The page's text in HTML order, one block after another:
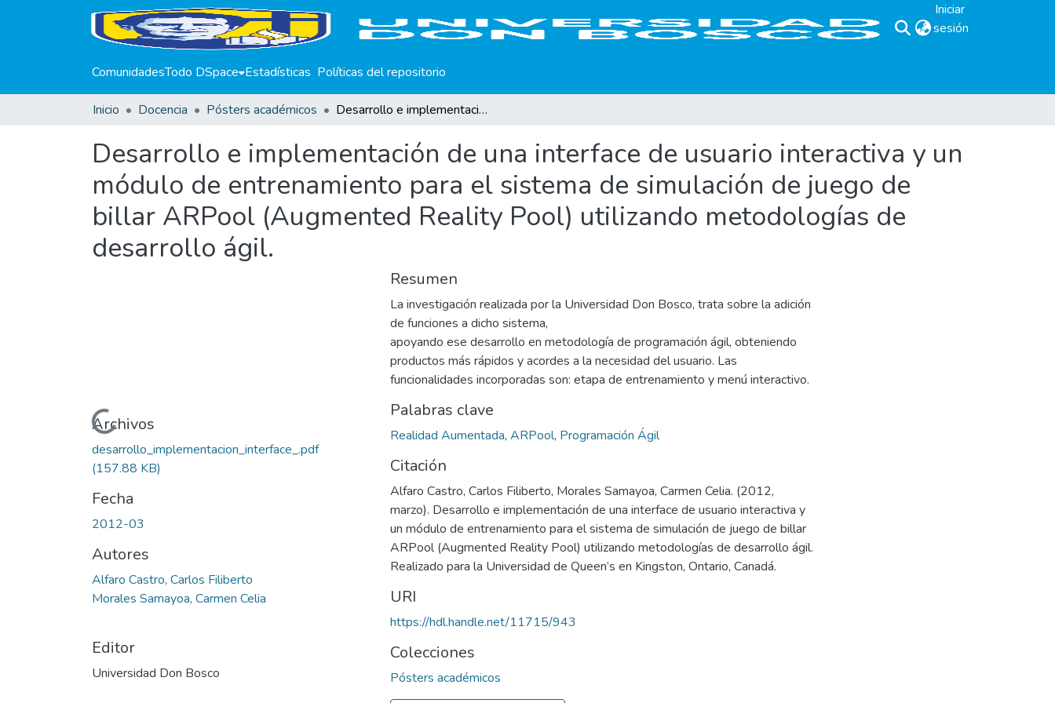
Iniciar
sesión
ComunidadesTodo DSpace Estadísticas Políticas del repositorio
Inicio Docencia Pósters académicos Desarrollo e implementación de una interface de usuario interactiva y un módulo de entrenamiento para el sistema de simulación de juego de billar ARPool (Augmented Reality Pool) utilizando metodologías de desarrollo ágil.
Desarrollo e implementación de una interface de usuario interactiva y un
módulo de entrenamiento para el sistema de simulación de juego de
billar ARPool (Augmented Reality Pool) utilizando metodologías de
desarrollo ágil.
Cargando...
Archivos
desarrollo_implementacion_interface_.pdf
(157.88 KB)
Fecha
2012-03
Autores
Alfaro Castro, Carlos Filiberto
Morales Samayoa, Carmen Celia
Editor
Universidad Don Bosco
Resumen
La investigación realizada por la Universidad Don Bosco, trata sobre la adición
de funciones a dicho sistema,
apoyando ese desarrollo en metodología de programación ágil, obteniendo
productos más rápidos y acordes a la necesidad del usuario. Las
funcionalidades incorporadas son: etapa de entrenamiento y menú interactivo.
Palabras clave
Realidad Aumentada, ARPool, Programación Ágil
Citación
Alfaro Castro, Carlos Filiberto, Morales Samayoa, Carmen Celia. (2012,
marzo). Desarrollo e implementación de una interface de usuario interactiva y
un módulo de entrenamiento para el sistema de simulación de juego de billar
ARPool (Augmented Reality Pool) utilizando metodologías de desarrollo ágil.
Realizado para la Universidad de Queen’s en Kingston, Ontario, Canadá.
URI
https://hdl.handle.net/11715/943
Colecciones
Pósters académicos